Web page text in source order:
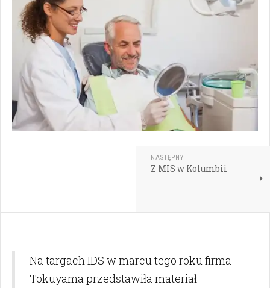
NASTĘPNY
Z MIS w Kolumbii
Na targach IDS w marcu tego roku firma
Tokuyama przedstawiła materiał